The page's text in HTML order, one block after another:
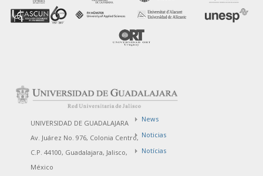
UNIVERSIDAD DE GUADALAJARA
Av. Juárez No. 976, Colonia Centro,
C.P. 44100, Guadalajara, Jalisco,
México
News
Noticias
Notícias